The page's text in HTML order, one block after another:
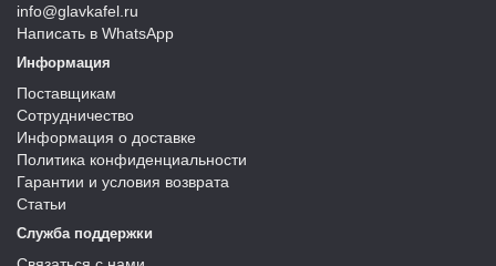
info@glavkafel.ru
Написать в WhatsApp
Информация
Поставщикам
Сотрудничество
Информация о доставке
Политика конфиденциальности
Гарантии и условия возврата
Статьи
Служба поддержки